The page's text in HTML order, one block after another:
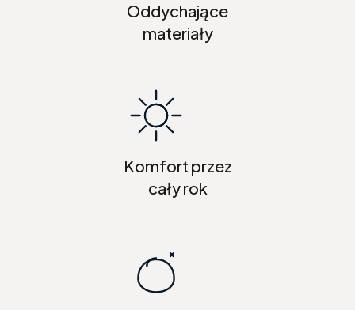
Oddychające
materiały
Komfort przez
cały rok